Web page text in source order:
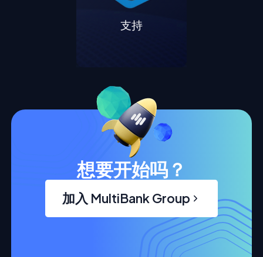
支持
想要开始吗？
加入 MultiBank Group